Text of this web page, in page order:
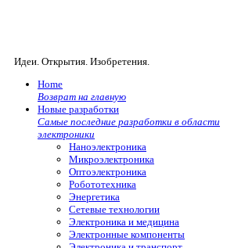
Идеи. Открытия. Изобретения.
Home
Возврат на главную
Новые разработки
Самые последние разработки в области
электроники
Наноэлектроника
Микроэлектроника
Оптоэлектроника
Робототехника
Энергетика
Сетевые технологии
Электроника и медицина
Электронные компоненты